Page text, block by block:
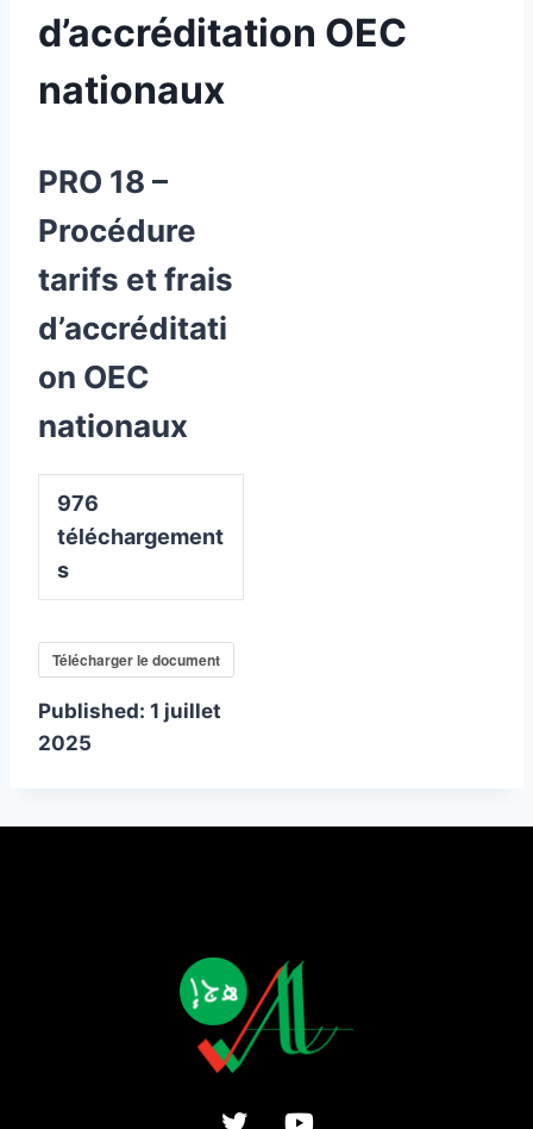
d’accréditation OEC
nationaux
PRO 18 –
Procédure
tarifs et frais
d’accréditati
on OEC
nationaux
976
téléchargement
s
Télécharger le document
Published: 1 juillet
2025